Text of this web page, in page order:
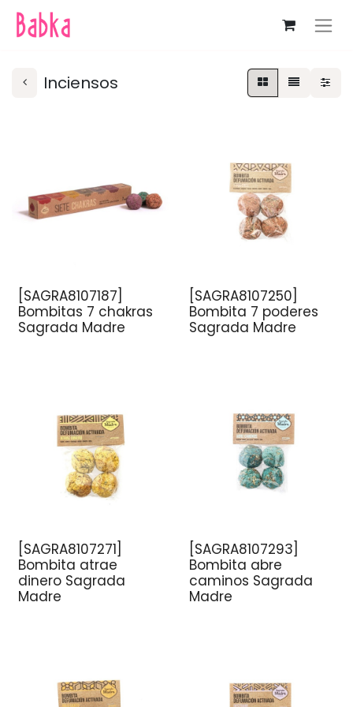
Inciensos
[SAGRA8107187]
Bombitas 7 chakras
Sagrada Madre
[SAGRA8107250]
Bombita 7 poderes
Sagrada Madre
[SAGRA8107271]
Bombita atrae
dinero Sagrada
Madre
[SAGRA8107293]
Bombita abre
caminos Sagrada
Madre